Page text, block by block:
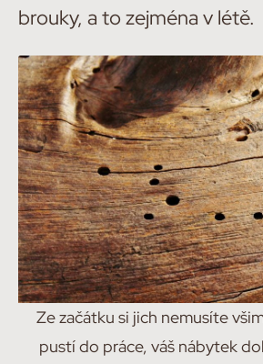
brouky, a to zejména v létě.
Ze začátku si jich nemusíte
pustí do práce, váš nábytek